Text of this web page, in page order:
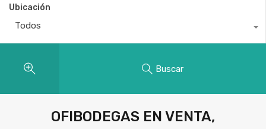
Ubicación
Todos
Buscar
OFIBODEGAS EN VENTA,